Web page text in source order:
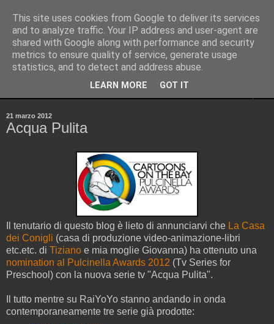
Pinellus
Pensieri in streaming, rigorosamente random.
21 marzo 2012
Acqua Pulita
Il tenutario di questo blog è lieto di annunciarvi che La Casa
dei Conigli (casa di produzione video-animazione-libri
etc.etc. di Tiziano e mia moglie Giovanna) ha ottenuto una
nomination al Pulcinella Awards 2012 (Tv Series for
Preschool) con la nuova serie tv "Acqua Pulita".
Il tutto mentre su RaiYoYo stanno andando in onda
contemporaneamente tre serie già prodotte:
This site uses cookies from Google to deliver its services
and to analyze traffic. Your IP address and user-agent are
shared with Google along with performance and security
metrics to ensure quality of service, generate usage
statistics, and to detect and address abuse.
LEARN MORE GOT IT